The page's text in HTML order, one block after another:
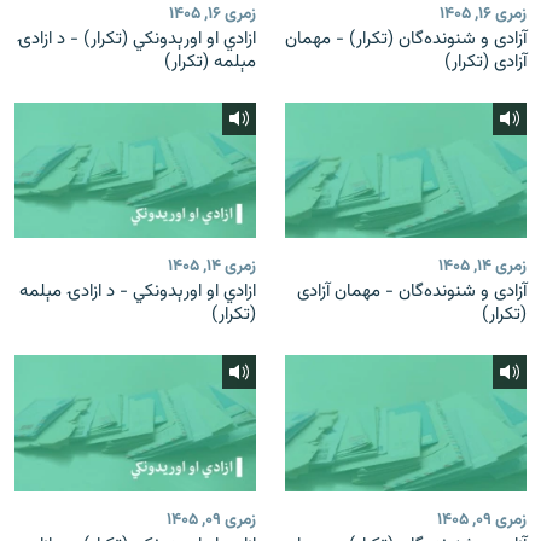
زمری ۱۶, ۱۴۰۵
آزادی و شنونده‌گان (تکرار) - مهمان
آزادی (تکرار)
زمری ۱۶, ۱۴۰۵
ازادي او اورېدونکي (تکرار) - د ازادۍ
مېلمه (تکرار)
زمری ۱۴, ۱۴۰۵
آزادی و شنونده‌گان - مهمان آزادی
(تکرار)
زمری ۱۴, ۱۴۰۵
ازادي او اورېدونکي - د ازادۍ مېلمه
(تکرار)
زمری ۰۹, ۱۴۰۵ زمری ۰۹, ۱۴۰۵